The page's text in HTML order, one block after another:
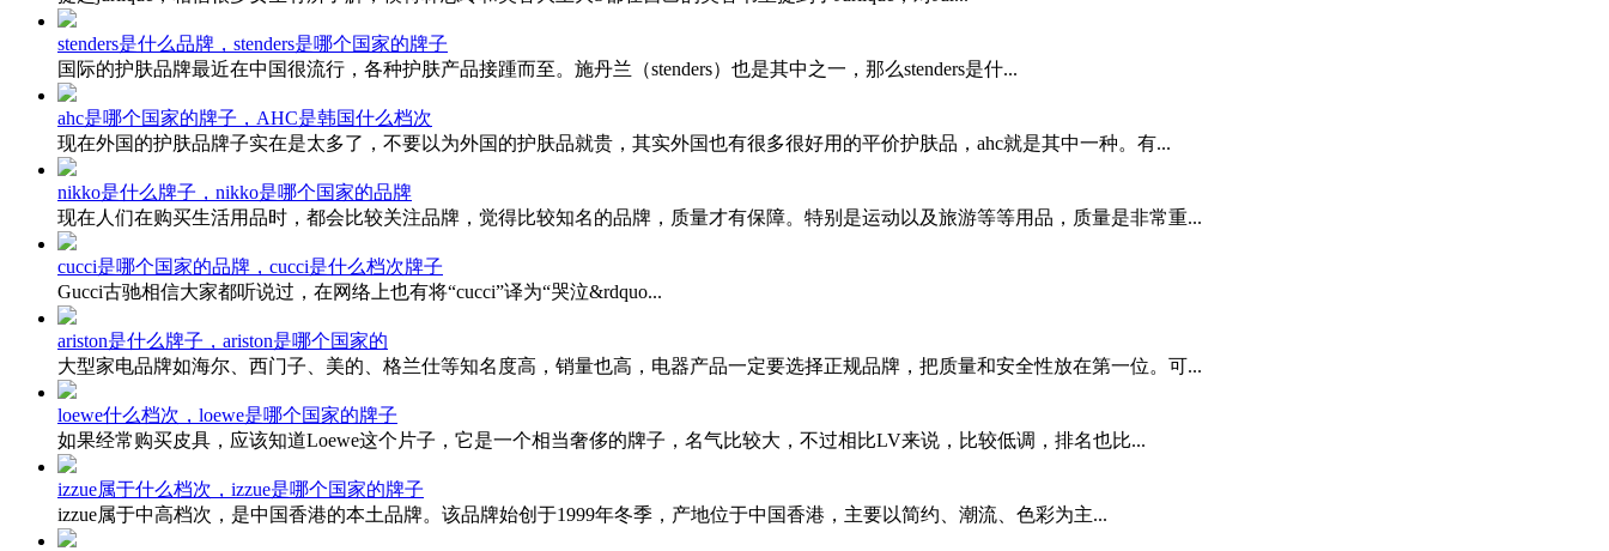
stenders是什么品牌，stenders是哪个国家的牌子
国际的护肤品牌最近在中国很流行，各种护肤产品接踵而至。施丹兰（stenders）也是其中之一，那么stenders是什...
ahc是哪个国家的牌子，AHC是韩国什么档次
现在外国的护肤品牌子实在是太多了，不要以为外国的护肤品就贵，其实外国也有很多很好用的平价护肤品，ahc就是其中一种。有...
nikko是什么牌子，nikko是哪个国家的品牌
现在人们在购买生活用品时，都会比较关注品牌，觉得比较知名的品牌，质量才有保障。特别是运动以及旅游等等用品，质量是非常重...
cucci是哪个国家的品牌，cucci是什么档次牌子
Gucci古驰相信大家都听说过，在网络上也有将“cucci”译为“哭泣&rdquo...
ariston是什么牌子，ariston是哪个国家的
大型家电品牌如海尔、西门子、美的、格兰仕等知名度高，销量也高，电器产品一定要选择正规品牌，把质量和安全性放在第一位。可...
loewe什么档次，loewe是哪个国家的牌子
如果经常购买皮具，应该知道Loewe这个片子，它是一个相当奢侈的牌子，名气比较大，不过相比LV来说，比较低调，排名也比...
izzue属于什么档次，izzue是哪个国家的牌子
izzue属于中高档次，是中国香港的本土品牌。该品牌始创于1999年冬季，产地位于中国香港，主要以简约、潮流、色彩为主...